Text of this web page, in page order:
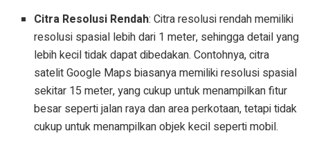
Citra Resolusi Rendah: Citra resolusi rendah memiliki
resolusi spasial lebih dari 1 meter, sehingga detail yang
lebih kecil tidak dapat dibedakan. Contohnya, citra
satelit Google Maps biasanya memiliki resolusi spasial
sekitar 15 meter, yang cukup untuk menampilkan fitur
besar seperti jalan raya dan area perkotaan, tetapi tidak
cukup untuk menampilkan objek kecil seperti mobil.